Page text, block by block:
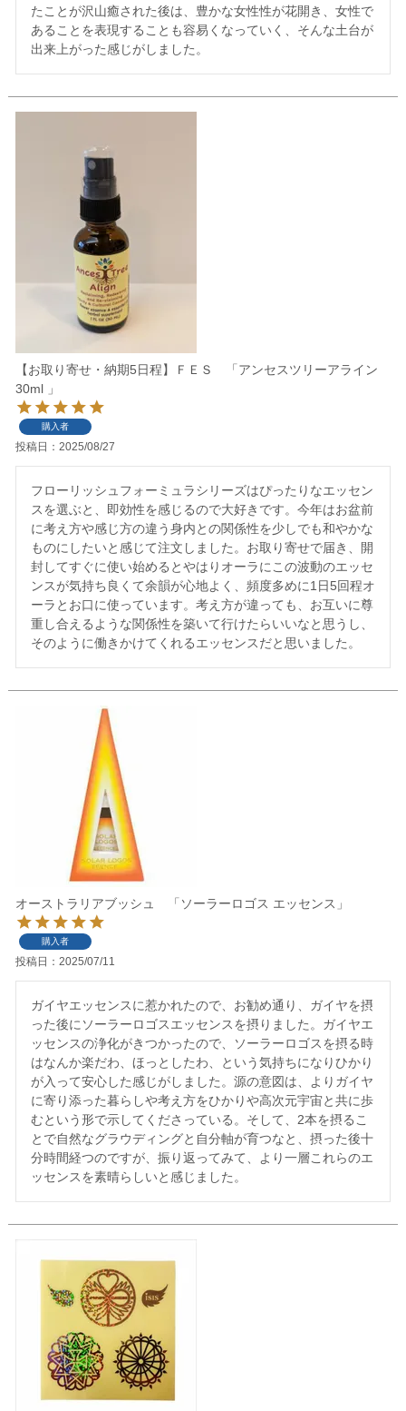
たことが沢山癒された後は、豊かな女性性が花開き、女性で
あることを表現することも容易くなっていく、そんな土台が
出来上がった感じがしました。
【お取り寄せ・納期5日程】ＦＥＳ 「アンセスツリーアライン
30ml 」
購入者
投稿日 2025/08/27
フローリッシュフォーミュラシリーズはぴったりなエッセン
スを選ぶと、即効性を感じるので大好きです。今年はお盆前
に考え方や感じ方の違う身内との関係性を少しでも和やかな
ものにしたいと感じて注文しました。お取り寄せで届き、開
封してすぐに使い始めるとやはりオーラにこの波動のエッセ
ンスが気持ち良くて余韻が心地よく、頻度多めに1日5回程オ
ーラとお口に使っています。考え方が違っても、お互いに尊
重し合えるような関係性を築いて行けたらいいなと思うし、
そのように働きかけてくれるエッセンスだと思いました。
オーストラリアブッシュ 「ソーラーロゴス エッセンス」
購入者
投稿日 2025/07/11
ガイヤエッセンスに惹かれたので、お勧め通り、ガイヤを摂
った後にソーラーロゴスエッセンスを摂りました。ガイヤエ
ッセンスの浄化がきつかったので、ソーラーロゴスを摂る時
はなんか楽だわ、ほっとしたわ、という気持ちになりひかり
が入って安心した感じがしました。源の意図は、よりガイヤ
に寄り添った暮らしや考え方をひかりや高次元宇宙と共に歩
むという形で示してくださっている。そして、2本を摂るこ
とで自然なグラウディングと自分軸が育つなと、摂った後十
分時間経つのですが、振り返ってみて、より一層これらのエ
ッセンスを素晴らしいと感じました。